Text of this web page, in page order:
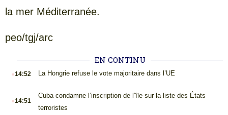
la mer Méditerranée.
peo/tgj/arc
EN CONTINU
.14:52 La Hongrie refuse le vote majoritaire dans l’UE
.14:51
Cuba condamne l’inscription de l’île sur la liste des États
terroristes